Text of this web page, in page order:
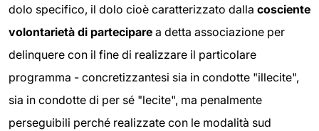
dolo specifico, il dolo cioè caratterizzato dalla cosciente
volontarietà di partecipare a detta associazione per
delinquere con il fine di realizzare il particolare
programma - concretizzantesi sia in condotte "illecite",
sia in condotte di per sé "lecite", ma penalmente
perseguibili perché realizzate con le modalità sud